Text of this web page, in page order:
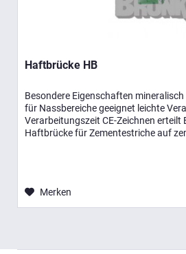
Haftbrücke HB
Besondere Eigenschaften
für Nassbereiche geeignet leichte
Verarbeitungszeit CE-Zeichnen erteilt
Haftbrücke für Zementestriche auf
Merken